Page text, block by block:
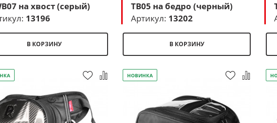
на хвост (серый)
13196
В КОРЗИНУ
TB05 на бедро (черный)
Артикул: 13202
В КОРЗИНУ
НОВИНКА